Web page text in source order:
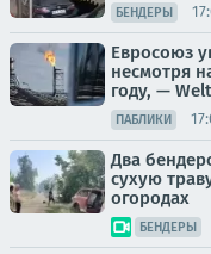
БЕНДЕРЫ
Евросоюз
несмотря
году, —
ПАБЛИКИ
Два
сухую
огородах
БЕНДЕРЫ